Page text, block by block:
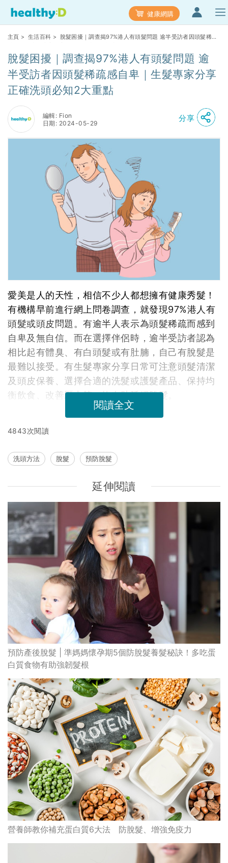
健康網購
主頁 > 生活百科 > 脫髮困擾｜調查揭97%港人有頭髮問題 逾半受訪者因頭髮稀疏
脫髮困擾｜調查揭97%港人有頭髮問題 逾
半受訪者因頭髮稀疏感自卑｜生髮專家分享
正確洗頭必知2大重點
編輯: Fion
日期: 2024-05-29
分享
愛美是人的天性，相信不少人都想擁有健康秀髮！
有機構早前進行網上問卷調查，就發現97%港人有
頭髮或頭皮問題。有逾半人表示為頭髮稀疏而感到
自卑及無自信。而在選擇伴侶時，逾半受訪者認為
相比起有體臭、有白頭髮或有肚腩，自己有脫髮是
最難以接受。有生髮專家分享日常可注意頭髮清潔
及頭皮保養、選擇合適的洗髮或護髮產品、保持均
衡飲食、改善壓力等，均有助延緩脫髮。
閱讀全文
4843次閱讀
洗頭方法 脫髮 預防脫髮
延伸閱讀
預防產後脫髮 | 準媽媽懷孕期5個防脫髮養髮秘訣！多吃蛋
白質食物有助強韌髮根
營養師教你補充蛋白質6大法 防脫髮、增強免疫力